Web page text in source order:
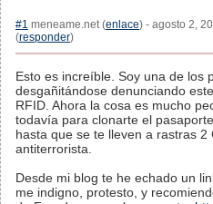
#1 meneame.net (enlace) - agosto 2,
(responder)
Esto es increíble. Soy una de los
desgañitándose denunciando
RFID. Ahora la cosa es mucho
todavía para clonarte el
hasta que se te lleven a rastras 2
antiterrorista.
Desde mi blog te he echado un
me indigno, protesto, y